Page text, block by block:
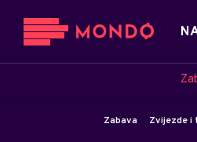
Zabava Zvijezde i